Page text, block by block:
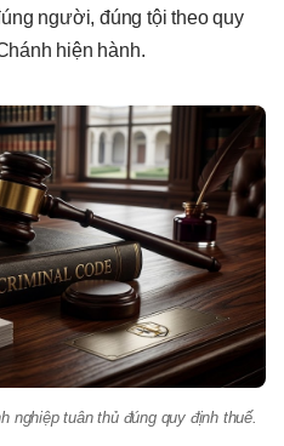
người, đúng tội theo quy
hiện hành.
nghiệp tuân thủ đúng quy định thuế.